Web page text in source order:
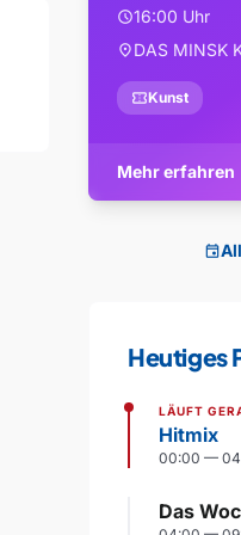
schedule16:00 Uhr
location_onDAS MINSK
confirmation_numberKunst
Mehr erfahren
event
Heutiges
LÄUFT
Hitmix
00:00 —
Das